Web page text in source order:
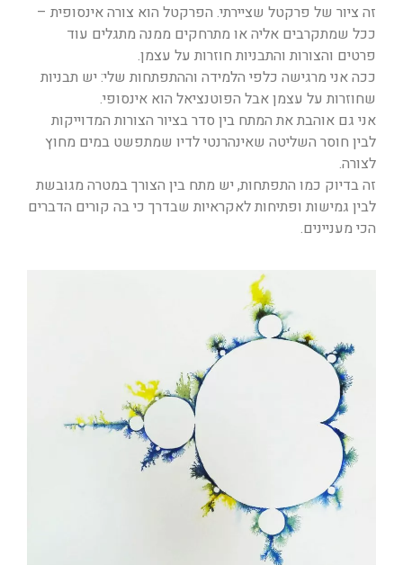
זה ציור של פרקטל שציירתי. הפרקטל הוא צורה אינסופית –
ככל שמתקרבים אליה או מתרחקים ממנה מתגלים עוד
פרטים והצורות והתבניות חוזרות על עצמן.
ככה אני מרגישה כלפי הלמידה וההתפתחות שלי: יש תבניות
שחוזרות על עצמן אבל הפוטנציאל הוא אינסופי.
אני גם אוהבת את המתח בין סדר בציור הצורות המדוייקות
לבין חוסר השליטה שאינהרנטי לדיו שמתפשט במים מחוץ
לצורה.
זה בדיוק כמו התפתחות, יש מתח בין הצורך במטרה מגובשת
לבין גמישות ופתיחות לאקראיות שבדרך כי בה קורים הדברים
הכי מעניינים.